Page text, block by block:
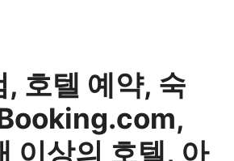
, 호텔 예약, 숙
이상의 호텔, 아